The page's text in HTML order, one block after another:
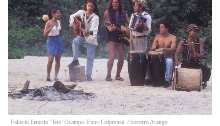
Falleció Ernesto ‘Teto’ Ocampo. Foto: Colprensa. / Socorro Arango